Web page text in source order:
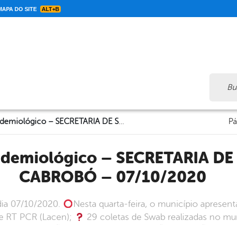
DO SITE ALT+B
Informe Epidemiológico – SECRETARIA DE SAÚDE DE CABROBÓ – 07/10/2020
CABROBÓ – 07/10/2020
07/10/2020. Nesta quarta-feira, o município
RT PCR (Lacen);
29 coletas de Swab realizadas no